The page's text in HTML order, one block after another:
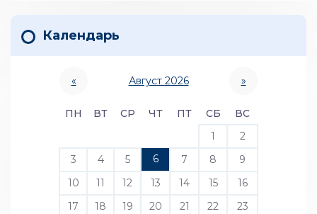
Календарь
« Август 2026 »
ПН ВТ СР ЧТ ПТ СБ
ВС
1
2
3
4 5 6 7 8
9
10
11 12 13 14 15
16
17
18 19 20 21 22
23